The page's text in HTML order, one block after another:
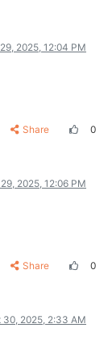
2025, 12:04 PM
Share 0
2025, 12:06 PM
Share 0
30, 2025, 2:33 AM